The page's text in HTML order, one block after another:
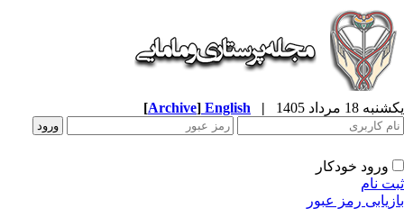
18 مرداد 1405 |
English
[Archive]
ورود خودکار
نام
رمز عبور